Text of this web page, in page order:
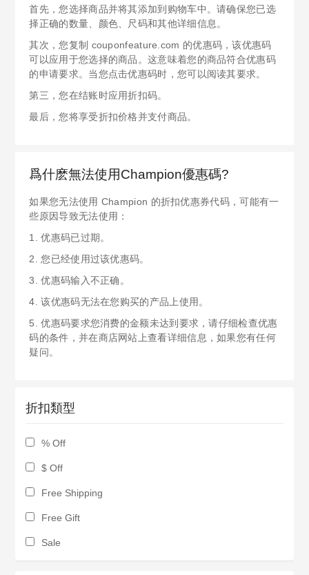
首先，您选择商品并将其添加到购物车中。请确保您已选
择正确的数量、颜色、尺码和其他详细信息。
其次，您复制 couponfeature.com 的优惠码，该优惠码
可以应用于您选择的商品。这意味着您的商品符合优惠码
的申请要求。当您点击优惠码时，您可以阅读其要求。
第三，您在结账时应用折扣码。
最后，您将享受折扣价格并支付商品。
爲什麽無法使用Champion優惠碼?
如果您无法使用 Champion 的折扣优惠券代码，可能有一
些原因导致无法使用：
1. 优惠码已过期。
2. 您已经使用过该优惠码。
3. 优惠码输入不正确。
4. 该优惠码无法在您购买的产品上使用。
5. 优惠码要求您消费的金额未达到要求，请仔细检查优惠
码的条件，并在商店网站上查看详细信息，如果您有任何
疑问。
折扣類型
% Off
$ Off
Free Shipping
Free Gift
Sale